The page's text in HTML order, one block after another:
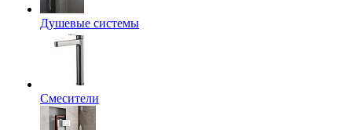
Душевые системы
Смесители